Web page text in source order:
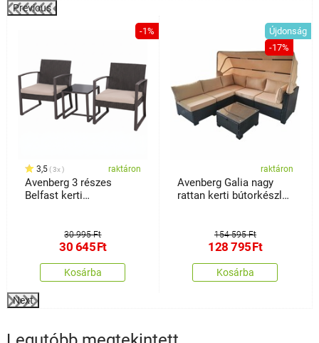
Previous
-1%
3,5 3x raktáron
Avenberg 3 részes
Belfast kerti
30 995 Ft
30 645Ft
Kosárba
Újdonság
-17%
raktáron
Avenberg Galia nagy
rattan kerti bútorkészlet,
154 595 Ft
128 795Ft
Kosárba
Next